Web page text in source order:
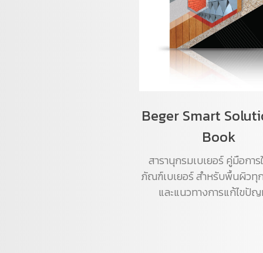
Beger Smart
Book
สารานุกรมเบเยอร์ คู่มือกา
ภัณฑ์เบเยอร์ สำหรับพื้นผิวทุ
และแนวทางการแก้ไขปั